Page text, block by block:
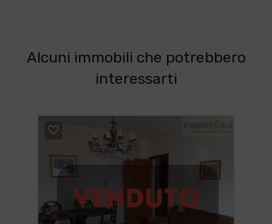
Alcuni immobili che potrebbero
interessarti